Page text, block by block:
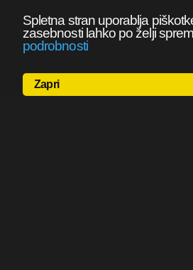
Spletna stran uporablja
zasebnosti lahko po želji
podrobnosti
Zapri